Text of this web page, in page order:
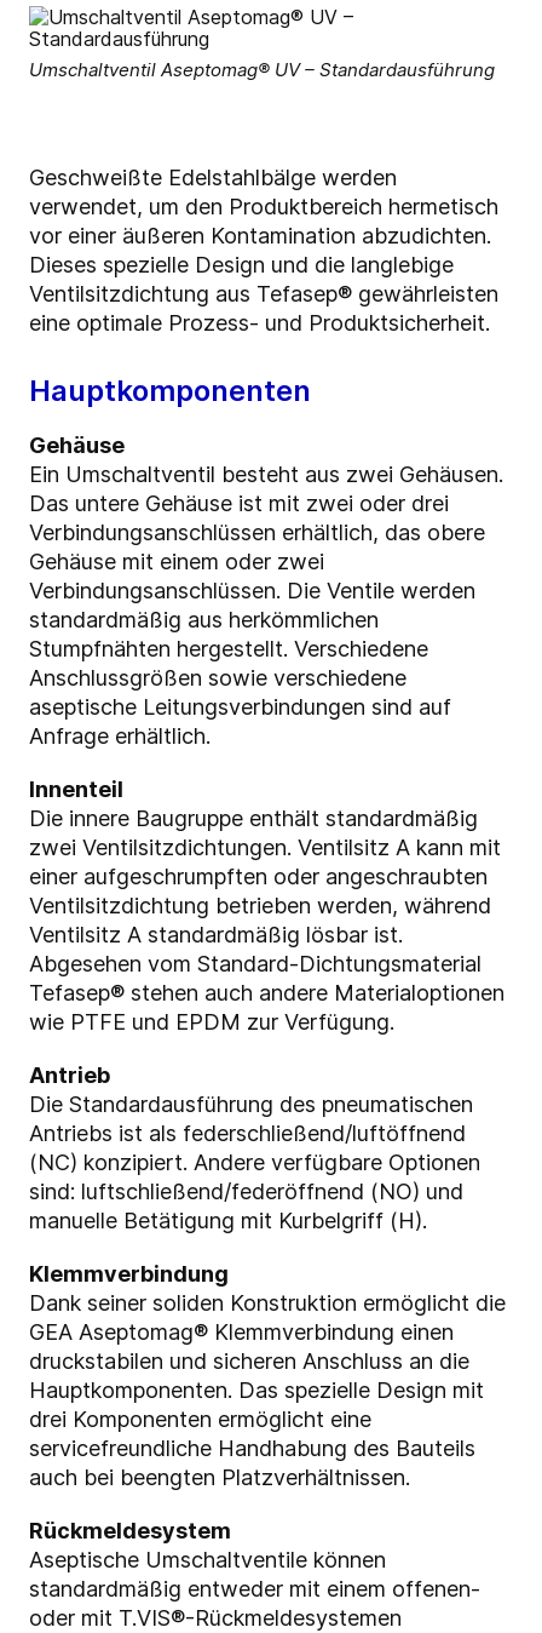
Umschaltventil Aseptomag® UV – Standardausführung
Geschweißte Edelstahlbälge werden
verwendet, um den Produktbereich hermetisch
vor einer äußeren Kontamination abzudichten.
Dieses spezielle Design und die langlebige
Ventilsitzdichtung aus Tefasep® gewährleisten
eine optimale Prozess- und Produktsicherheit.
Hauptkomponenten
Gehäuse
Ein Umschaltventil besteht aus zwei Gehäusen.
Das untere Gehäuse ist mit zwei oder drei
Verbindungsanschlüssen erhältlich, das obere
Gehäuse mit einem oder zwei
Verbindungsanschlüssen. Die Ventile werden
standardmäßig aus herkömmlichen
Stumpfnähten hergestellt. Verschiedene
Anschlussgrößen sowie verschiedene
aseptische Leitungsverbindungen sind auf
Anfrage erhältlich.
Innenteil
Die innere Baugruppe enthält standardmäßig
zwei Ventilsitzdichtungen. Ventilsitz A kann mit
einer aufgeschrumpften oder angeschraubten
Ventilsitzdichtung betrieben werden, während
Ventilsitz A standardmäßig lösbar ist.
Abgesehen vom Standard-Dichtungsmaterial
Tefasep® stehen auch andere Materialoptionen
wie PTFE und EPDM zur Verfügung.
Antrieb
Die Standardausführung des pneumatischen
Antriebs ist als federschließend/luftöffnend
(NC) konzipiert. Andere verfügbare Optionen
sind: luftschließend/federöffnend (NO) und
manuelle Betätigung mit Kurbelgriff (H).
Klemmverbindung
Dank seiner soliden Konstruktion ermöglicht die
GEA Aseptomag® Klemmverbindung einen
druckstabilen und sicheren Anschluss an die
Hauptkomponenten. Das spezielle Design mit
drei Komponenten ermöglicht eine
servicefreundliche Handhabung des Bauteils
auch bei beengten Platzverhältnissen.
Rückmeldesystem
Aseptische Umschaltventile können
standardmäßig entweder mit einem offenen-
oder mit T.VIS®-Rückmeldesystemen